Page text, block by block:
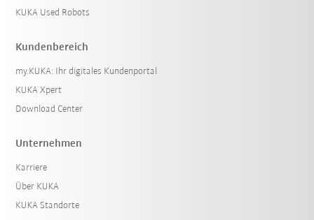
KUKA Used Robots
Kundenbereich
my.KUKA: Ihr digitales Kundenportal
KUKA Xpert
Download Center
Unternehmen
Karriere
Über KUKA
KUKA Standorte